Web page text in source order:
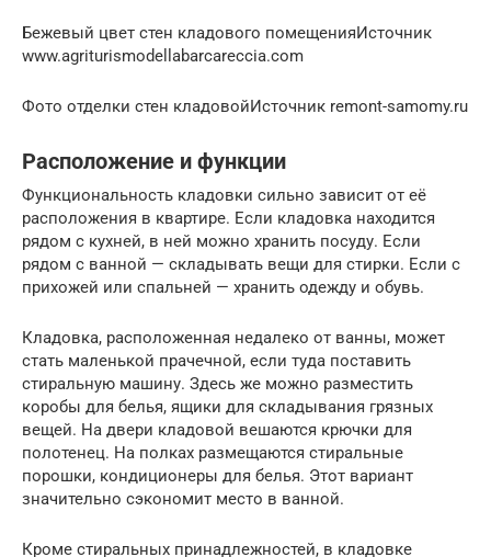
Бежевый цвет стен кладового помещенияИсточник
www.agriturismodellabarcareccia.com
Фото отделки стен кладовойИсточник remont-samomy.ru
Расположение и функции
Функциональность кладовки сильно зависит от её
расположения в квартире. Если кладовка находится
рядом с кухней, в ней можно хранить посуду. Если
рядом с ванной — складывать вещи для стирки. Если с
прихожей или спальней — хранить одежду и обувь.
Кладовка, расположенная недалеко от ванны, может
стать маленькой прачечной, если туда поставить
стиральную машину. Здесь же можно разместить
коробы для белья, ящики для складывания грязных
вещей. На двери кладовой вешаются крючки для
полотенец. На полках размещаются стиральные
порошки, кондиционеры для белья. Этот вариант
значительно сэкономит место в ванной.
Кроме стиральных принадлежностей, в кладовке